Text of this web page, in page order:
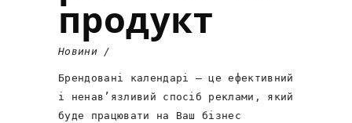
продукт
Новини
Брендовані календарі – це ефективний
і ненав’язливий спосіб реклами, який
буде працювати на Ваш бізнес